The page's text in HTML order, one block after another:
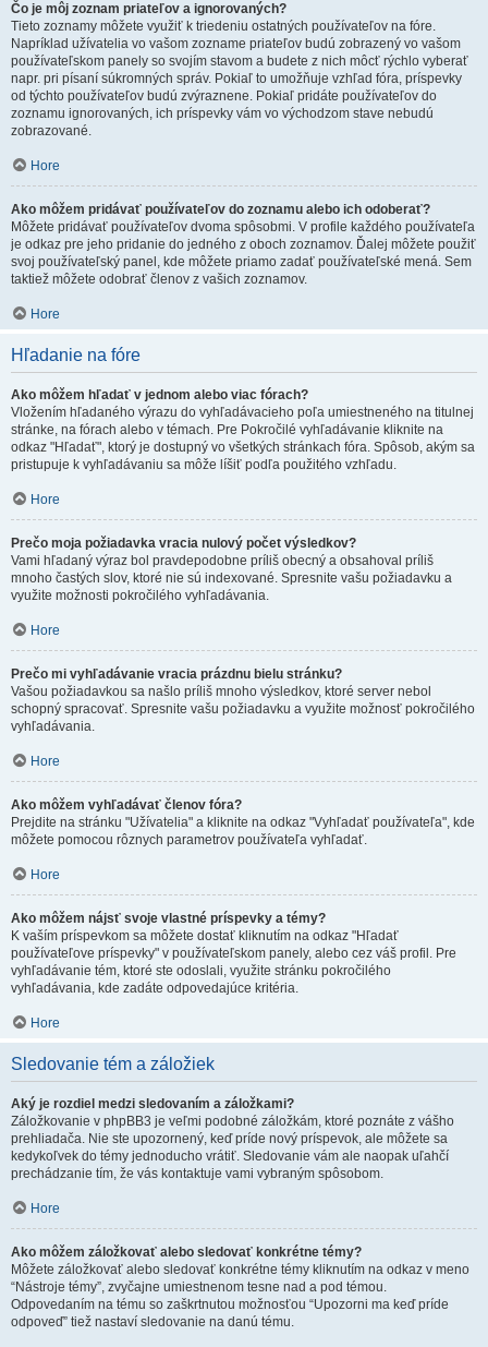
Čo je môj zoznam priateľov a ignorovaných?
Tieto zoznamy môžete využiť k triedeniu ostatných používateľov na fóre.
Napríklad užívatelia vo vašom zozname priateľov budú zobrazený vo vašom
používateľskom panely so svojím stavom a budete z nich môcť rýchlo vyberať
napr. pri písaní súkromných správ. Pokiaľ to umožňuje vzhľad fóra, príspevky
od týchto používateľov budú zvýraznene. Pokiaľ pridáte používateľov do
zoznamu ignorovaných, ich príspevky vám vo východzom stave nebudú
zobrazované.
Hore
Ako môžem pridávať používateľov do zoznamu alebo ich odoberať?
Môžete pridávať používateľov dvoma spôsobmi. V profile každého používateľa
je odkaz pre jeho pridanie do jedného z oboch zoznamov. Ďalej môžete použiť
svoj používateľský panel, kde môžete priamo zadať používateľské mená. Sem
taktiež môžete odobrať členov z vašich zoznamov.
Hore
Hľadanie na fóre
Ako môžem hľadať v jednom alebo viac fórach?
Vložením hľadaného výrazu do vyhľadávacieho poľa umiestneného na titulnej
stránke, na fórach alebo v témach. Pre Pokročilé vyhľadávanie kliknite na
odkaz "Hľadať", ktorý je dostupný vo všetkých stránkach fóra. Spôsob, akým sa
pristupuje k vyhľadávaniu sa môže líšiť podľa použitého vzhľadu.
Hore
Prečo moja požiadavka vracia nulový počet výsledkov?
Vami hľadaný výraz bol pravdepodobne príliš obecný a obsahoval príliš
mnoho častých slov, ktoré nie sú indexované. Spresnite vašu požiadavku a
využite možnosti pokročilého vyhľadávania.
Hore
Prečo mi vyhľadávanie vracia prázdnu bielu stránku?
Vašou požiadavkou sa našlo príliš mnoho výsledkov, ktoré server nebol
schopný spracovať. Spresnite vašu požiadavku a využite možnosť pokročilého
vyhľadávania.
Hore
Ako môžem vyhľadávať členov fóra?
Prejdite na stránku "Užívatelia" a kliknite na odkaz "Vyhľadať používateľa", kde
môžete pomocou rôznych parametrov používateľa vyhľadať.
Hore
Ako môžem nájsť svoje vlastné príspevky a témy?
K vaším príspevkom sa môžete dostať kliknutím na odkaz "Hľadať
používateľove príspevky" v používateľskom panely, alebo cez váš profil. Pre
vyhľadávanie tém, ktoré ste odoslali, využite stránku pokročilého
vyhľadávania, kde zadáte odpovedajúce kritéria.
Hore
Sledovanie tém a záložiek
Aký je rozdiel medzi sledovaním a záložkami?
Záložkovanie v phpBB3 je veľmi podobné záložkám, ktoré poznáte z vášho
prehliadača. Nie ste upozornený, keď príde nový príspevok, ale môžete sa
kedykoľvek do témy jednoducho vrátiť. Sledovanie vám ale naopak uľahčí
prechádzanie tím, že vás kontaktuje vami vybraným spôsobom.
Hore
Ako môžem záložkovať alebo sledovať konkrétne témy?
Môžete záložkovať alebo sledovať konkrétne témy kliknutím na odkaz v meno
“Nástroje témy”, zvyčajne umiestnenom tesne nad a pod témou.
Odpovedaním na tému so zaškrtnutou možnosťou “Upozorni ma keď príde
odpoveď” tiež nastaví sledovanie na danú tému.